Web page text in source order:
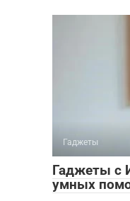
Гаджеты
Гаджеты с
умных